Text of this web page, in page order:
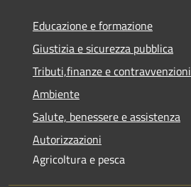
Educazione e formazione
Giustizia e sicurezza pubblica
Tributi,finanze e contravvenzioni
Ambiente
Salute, benessere e assistenza
Autorizzazioni
Agricoltura e pesca